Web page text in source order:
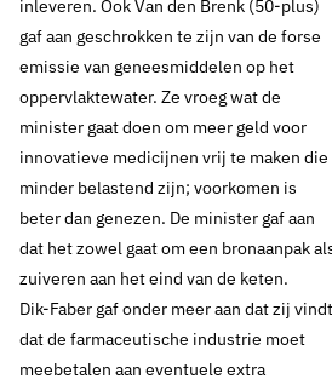
vragen om stevige
inzet minister voor
waterkwaliteit
Thema's:
Drinkwaterbronnen
Drinkwaterbronnen
Drinkwaterbronnen en ondergrond
Drinkwaterbronnen en opkomende stoffen
inleveren. Ook Van den Brenk (50-plus)
gaf aan geschrokken te zijn van de forse
emissie van geneesmiddelen op het
oppervlaktewater. Ze vroeg wat de
minister gaat doen om meer geld voor
innovatieve medicijnen vrij te maken die
minder belastend zijn; voorkomen is
beter dan genezen. De minister gaf aan
dat het zowel gaat om een bronaanpak
zuiveren aan het eind van de keten.
Dik-Faber gaf onder meer aan dat zij vindt
dat de farmaceutische industrie moet
meebetalen aan eventuele extra